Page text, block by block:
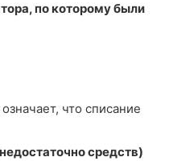
по которому были
что списание
средств)